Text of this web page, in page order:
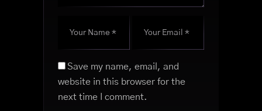
Save my name, email, and
website in this browser for the
next time I comment.